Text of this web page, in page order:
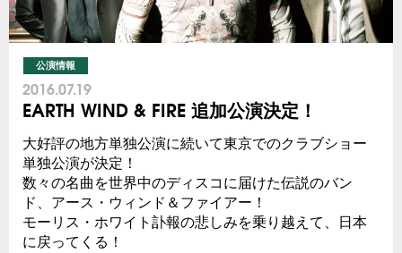
公演情報
2016.07.19
EARTH WIND & FIRE 追加公演決定！
大好評の地方単独公演に続いて東京でのクラブショー
単独公演が決定！
数々の名曲を世界中のディスコに届けた伝説のバン
ド、アース・ウィンド＆ファイアー！
モーリス・ホワイト訃報の悲しみを乗り越えて、日本
に戻ってくる！